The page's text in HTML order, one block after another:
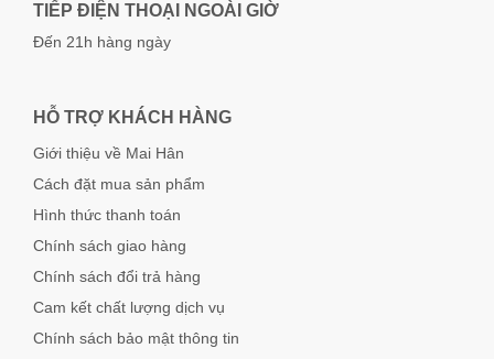
TIẾP ĐIỆN THOẠI NGOÀI GIỜ
Đến 21h hàng ngày
HỖ TRỢ KHÁCH HÀNG
Giới thiệu về Mai Hân
Cách đặt mua sản phẩm
Hình thức thanh toán
Chính sách giao hàng
Chính sách đổi trả hàng
Cam kết chất lượng dịch vụ
Chính sách bảo mật thông tin